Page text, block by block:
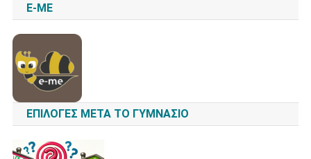
E-ME
ΕΠΙΛΟΓΈΣ ΜΕΤΆ ΤΟ ΓΥΜΝΆΣΙΟ